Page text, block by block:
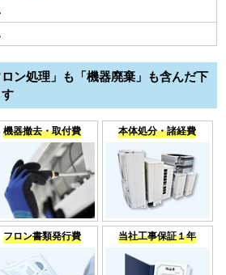
ン処理」も「機器廃棄」も含んだ下
機器撤去・取付費 本体処分・諸経費
フロン書類発行費 当社工事保証１年